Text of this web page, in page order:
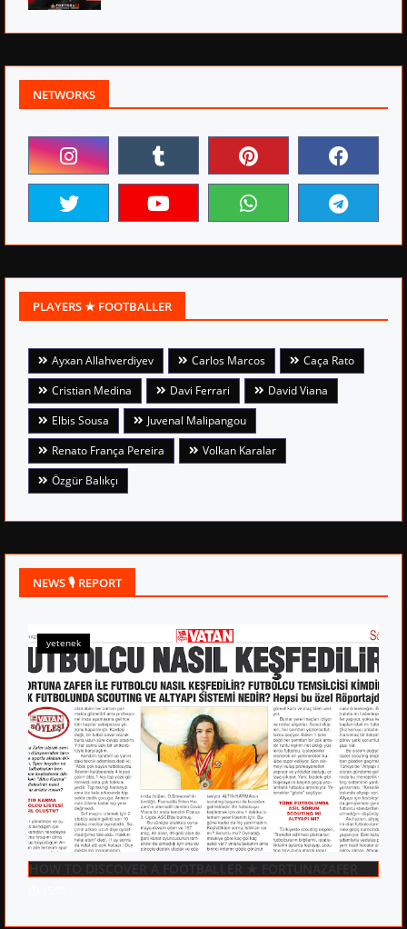
NETWORKS
PLAYERS ★ FOOTBALLER
Ayxan Allahverdiyev Carlos Marcos
Caça Rato
Cristian Medina
Davi Ferrari
David Viana
Elbis Sousa
Juvenal Malipangou
Renato França Pereira
Volkan Karalar
Özgür Balıkçı
NEWS 🎙 REPORT
yetenek